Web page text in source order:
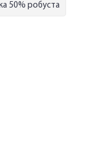
50% робуста